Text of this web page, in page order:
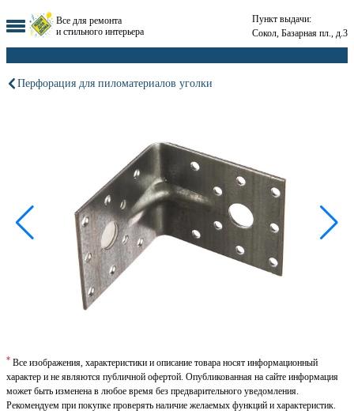
Все для ремонта
и стильного интерьера
Пункт выдачи:
Сокол, Базарная пл., д.3
Перфорация для пиломатериалов уголки
* Все изображения, характеристики и описание товара носят информационный
характер и не являются публичной офертой. Опубликованная на сайте информация
может быть изменена в любое время без предварительного уведомления.
Рекомендуем при покупке проверять наличие желаемых функций и характеристик.